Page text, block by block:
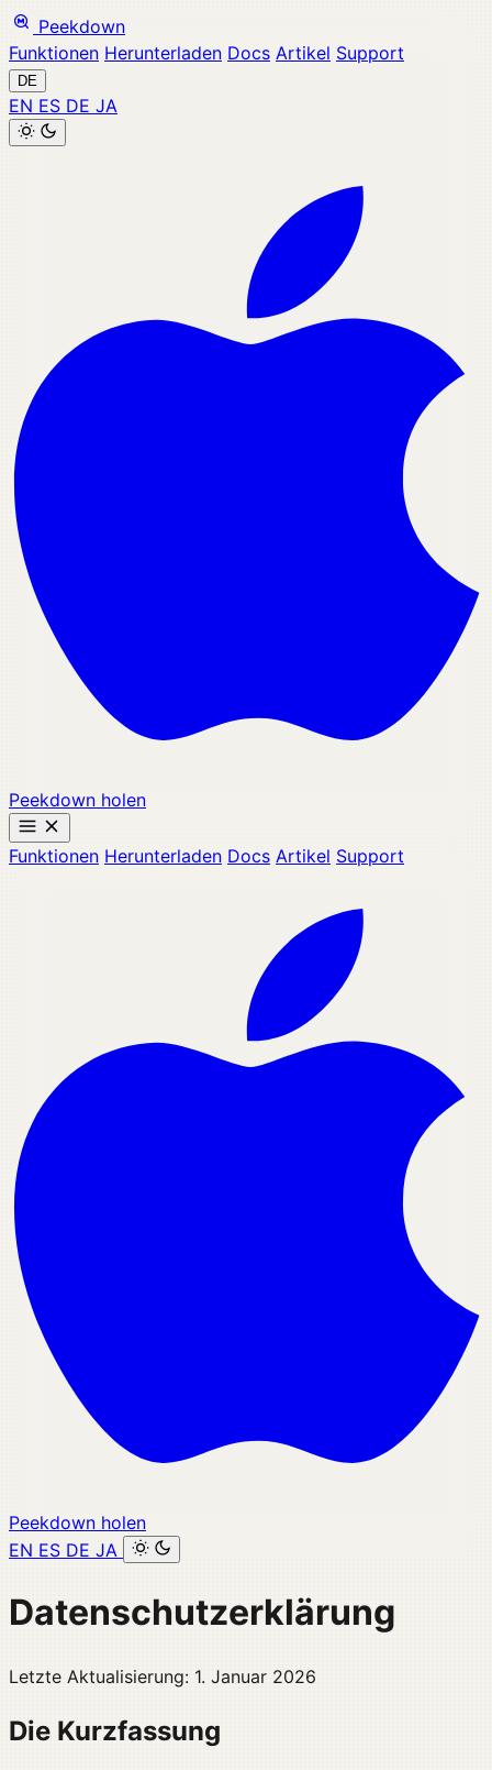
Peekdown
Funktionen Herunterladen Docs Artikel Support
DE
EN ES DE JA
Peekdown holen
Funktionen Herunterladen Docs Artikel Support
Peekdown holen
EN ES DE JA
Datenschutzerklärung
Letzte Aktualisierung: 1. Januar 2026
Die Kurzfassung